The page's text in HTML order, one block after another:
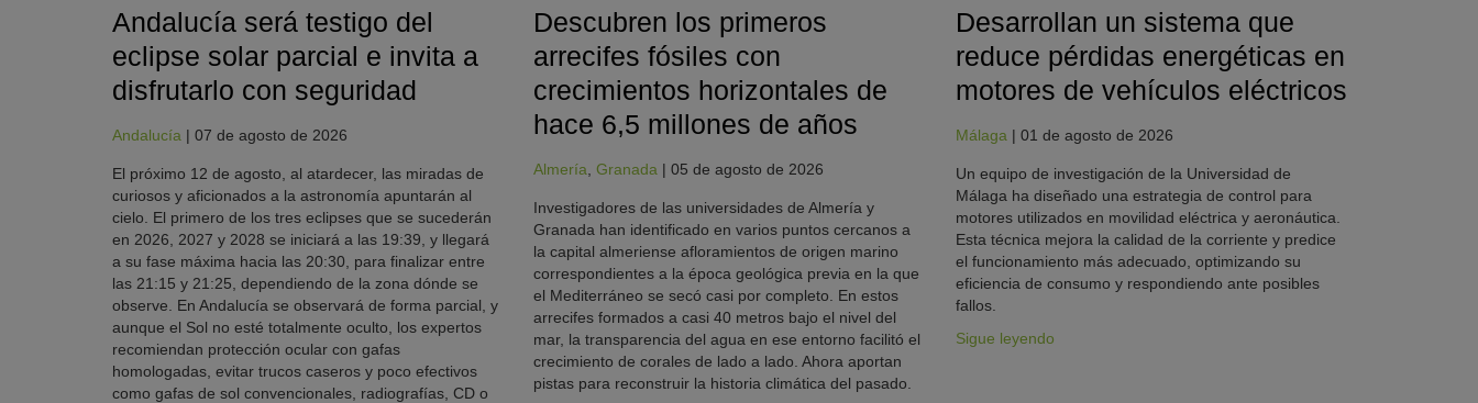
Andalucía será testigo del
eclipse solar parcial e invita a
disfrutarlo con seguridad
Andalucía | 07 de agosto de 2026
El próximo 12 de agosto, al atardecer, las miradas de
curiosos y aficionados a la astronomía apuntarán al
cielo. El primero de los tres eclipses que se sucederán
en 2026, 2027 y 2028 se iniciará a las 19:39, y llegará
a su fase máxima hacia las 20:30, para finalizar entre
las 21:15 y 21:25, dependiendo de la zona dónde se
observe. En Andalucía se observará de forma parcial, y
aunque el Sol no esté totalmente oculto, los expertos
recomiendan protección ocular con gafas
homologadas, evitar trucos caseros y poco efectivos
como gafas de sol convencionales, radiografías, CD o
Descubren los primeros
arrecifes fósiles con
crecimientos horizontales de
hace 6,5 millones de años
Almería ,Granada |05 de agosto de 2026
Investigadores de las universidades de Almería y
Granada han identificado en varios puntos cercanos a
la capital almeriense afloramientos de origen marino
correspondientes a la época geológica previa en la que
el Mediterráneo se secó casi por completo. En estos
arrecifes formados a casi 40 metros bajo el nivel del
mar, la transparencia del agua en ese entorno facilitó el
crecimiento de corales de lado a lado. Ahora aportan
pistas para reconstruir la historia climática del pasado.
Desarrollan un sistema que
reduce pérdidas energéticas en
motores de vehículos eléctricos
Málaga | 01 de agosto de 2026
Un equipo de investigación de la Universidad de
Málaga ha diseñado una estrategia de control para
motores utilizados en movilidad eléctrica y aeronáutica.
Esta técnica mejora la calidad de la corriente y predice
el funcionamiento más adecuado, optimizando su
eficiencia de consumo y respondiendo ante posibles
fallos.
Sigue leyendo